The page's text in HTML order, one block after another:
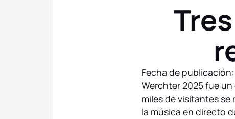
Fecha de publicación:
Werchter 2025 fue
miles de visitantes
la música en directo